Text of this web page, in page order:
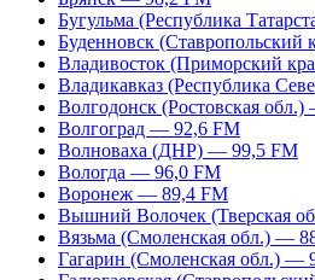
Бугульма (Республика
Буденновск
Владивосток (Приморский
Владикавказ (Республика
Волгодонск (Ростовская
Волгоград — 92,6 FM
Волноваха (ДНР) — 99,5 FM
Вологда — 96,0 FM
Воронеж — 89,4 FM
Вышний Волочек (Тверская
Вязьма (Смоленская обл.) —
Гагарин (Смоленская обл.) —